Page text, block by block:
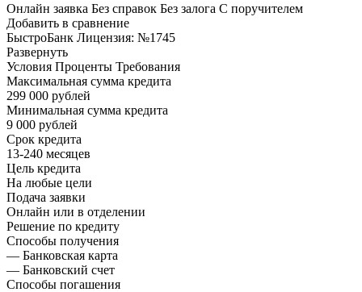
Онлайн заявка Без справок Без залога С поручителем
Добавить в сравнение
БыстроБанк Лицензия: №1745
Развернуть
Условия Проценты Требования
Максимальная сумма кредита
299 000 рублей
Минимальная сумма кредита
9 000 рублей
Срок кредита
13-240 месяцев
Цель кредита
На любые цели
Подача заявки
Онлайн или в отделении
Решение по кредиту
Способы получения
— Банковская карта
— Банковский счет
Способы погашения